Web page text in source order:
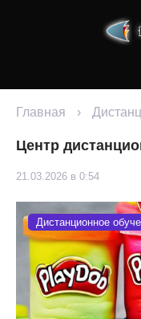
Главная ›
Центр
21.03.2026 в 0:54
Дистанционное